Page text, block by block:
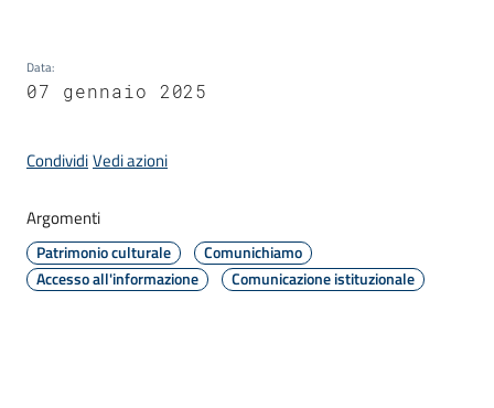
Vivere
il
C
e
Data:
07 gennaio 2025
CondividiVedi azioni
Argomenti
Patrimonio culturale
Comunichiamo
Accesso all'informazione
Comunicazione istituzionale